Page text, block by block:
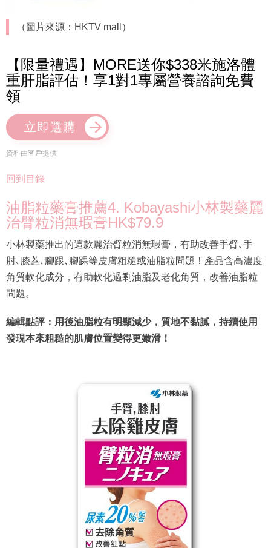
（圖片來源：HKTV mall）
【限量禮遇】MORE送你$338米施洛體
重肝脂評估！享1對1專屬營養諮詢免費
領
立即選購
資料由客戶提供
回到目錄
油脂粒藥膏推薦4. Kobayashi小林製藥麗
治臂粒消無瑕膏HK$79.9
小林製藥推出的這款麗治臂粒消無瑕膏，有助改善手臂､手
肘､膝蓋､腳跟､腳踝等皮膚粗糙或油脂粒問題！產品含高濃度
角質軟化成分，有助軟化過剩油脂及老化角質，改善油脂粒
問題。
編輯點評：用後油脂粒有明顯減少，質地不黏膩，持續使用
發現本來粗糙的肌膚位置變得更嫩滑！